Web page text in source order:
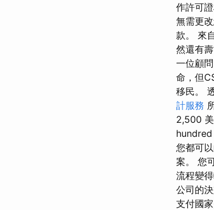
作許可
無需更
款。 來
然還有
一位顧
命，但
移民。
計服務
2,500
hundred
您都可
案。 您
流程變
公司的
支付國